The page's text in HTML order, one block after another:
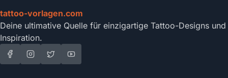
tattoo-vorlagen.com
Deine ultimative Quelle für einzigartige Tattoo-Designs und
Inspiration.